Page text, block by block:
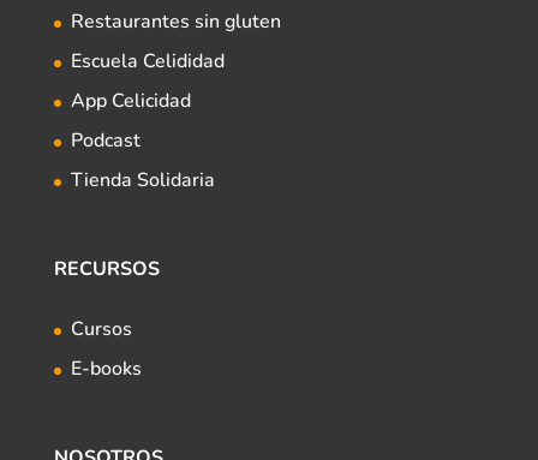
Restaurantes sin gluten
Escuela Celididad
App Celicidad
Podcast
Tienda Solidaria
RECURSOS
Cursos
E-books